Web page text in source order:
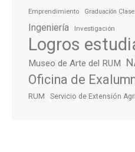
Emprendimiento Graduación
Ingeniería Investigación
Logros
Museo de Arte del RUM
Oficina de
RUM Servicio de Extensión